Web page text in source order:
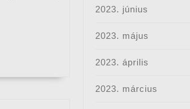
2023. június
2023. május
2023. április
2023. március